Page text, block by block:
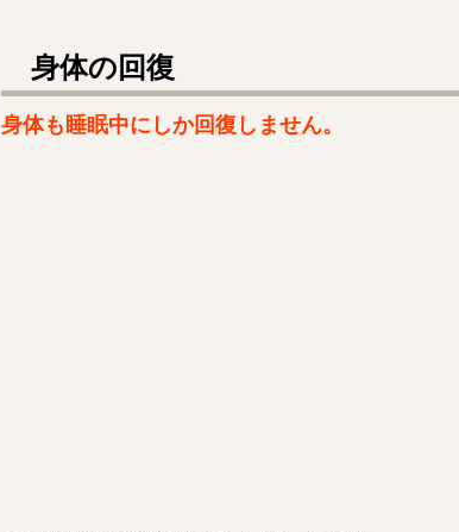
身体の回復
身体も睡眠中にしか回復しません。